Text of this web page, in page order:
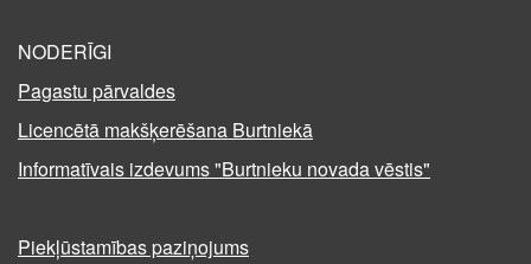
NODERĪGI
Pagastu pārvaldes
Licencētā makšķerēšana Burtniekā
Informatīvais izdevums "Burtnieku novada vēstis"
Piekļūstamības paziņojums